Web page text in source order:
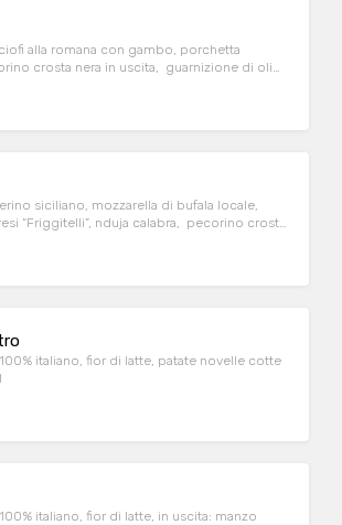
alla romana con gambo, porchetta
crosta nera in uscita, guarnizione di olio
siciliano, mozzarella di bufala locale,
“Friggitelli”, nduja calabra, pecorino crosta
italiano, fior di latte, patate novelle cotte
italiano, fior di latte, in uscita: manzo